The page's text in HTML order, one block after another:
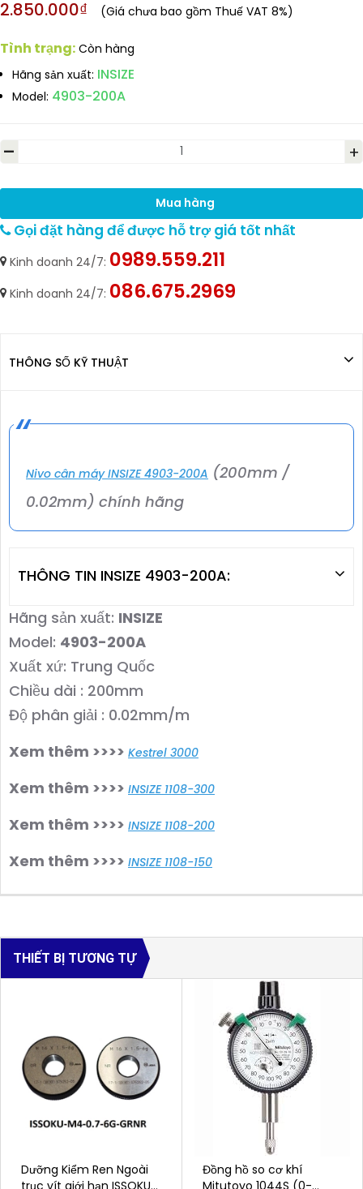
2.850.000₫ (Giá chưa bao gồm Thuế VAT 8%)
Tình trạng: Còn hàng
Hãng sản xuất: INSIZE
Model: 4903-200A
- +
Mua hàng
Gọi đặt hàng để được hỗ trợ giá tốt nhất
Kinh doanh 24/7: 0989.559.211
Kinh doanh 24/7: 086.675.2969
THÔNG SỐ KỸ THUẬT
Nivo cân máy INSIZE 4903-200A (200mm /
0.02mm) chính hãng
THÔNG TIN INSIZE 4903-200A:
Hãng sản xuất: INSIZE
Model: 4903-200A
Xuất xứ: Trung Quốc
Chiều dài : 200mm
Độ phân giải : 0.02mm/m
Xem thêm >>>> Kestrel 3000
Xem thêm >>>> INSIZE 1108-300
Xem thêm >>>> INSIZE 1108-200
Xem thêm >>>> INSIZE 1108-150
THIẾT BỊ TƯƠNG TỰ
Dưỡng Kiểm Ren Ngoài
trục vít giới hạn ISSOKU
Đồng hồ so cơ khí
Mitutoyo 1044S (0-